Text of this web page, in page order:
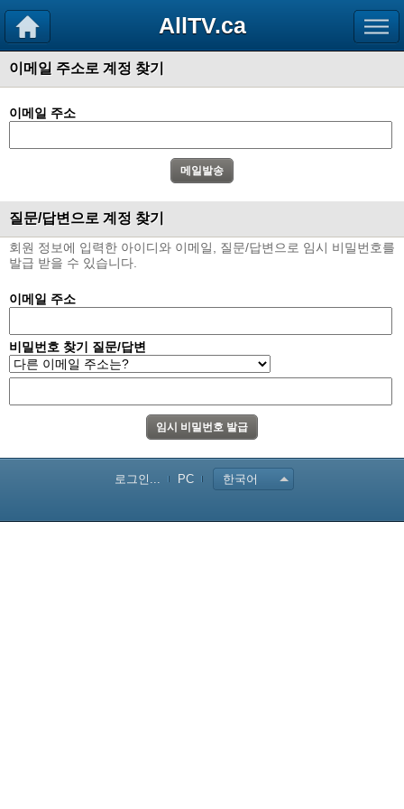
AllTV.ca
이메일 주소로 계정 찾기
이메일 주소
질문/답변으로 계정 찾기
회원 정보에 입력한 아이디와 이메일, 질문/답변으로 임시 비밀번호를
발급 받을 수 있습니다.
이메일 주소
비밀번호 찾기 질문/답변
로그인... PC 한국어